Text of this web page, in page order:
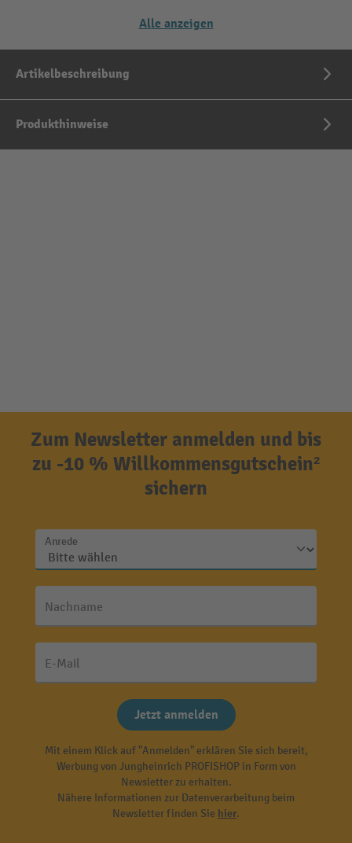
Alle anzeigen
Artikelbeschreibung
Produkthinweise
Zum Newsletter anmelden und bis
zu -10 % Willkommensgutschein²
sichern
Anrede
Nachname
E-Mail
Jetzt anmelden
Mit einem Klick auf "Anmelden" erklären Sie sich bereit,
Werbung von Jungheinrich PROFISHOP in Form von
Newsletter zu erhalten.
Nähere Informationen zur Datenverarbeitung beim
Newsletter finden Sie hier.